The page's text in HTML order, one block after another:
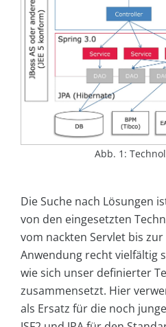
Abb. 1:
Die Suche nach Lösungen
von den eingesetzten
vom nackten Servlet bis
Anwendung recht vielfältig
wie sich unser definierter
zusammensetzt. Hier
als Ersatz für die noch